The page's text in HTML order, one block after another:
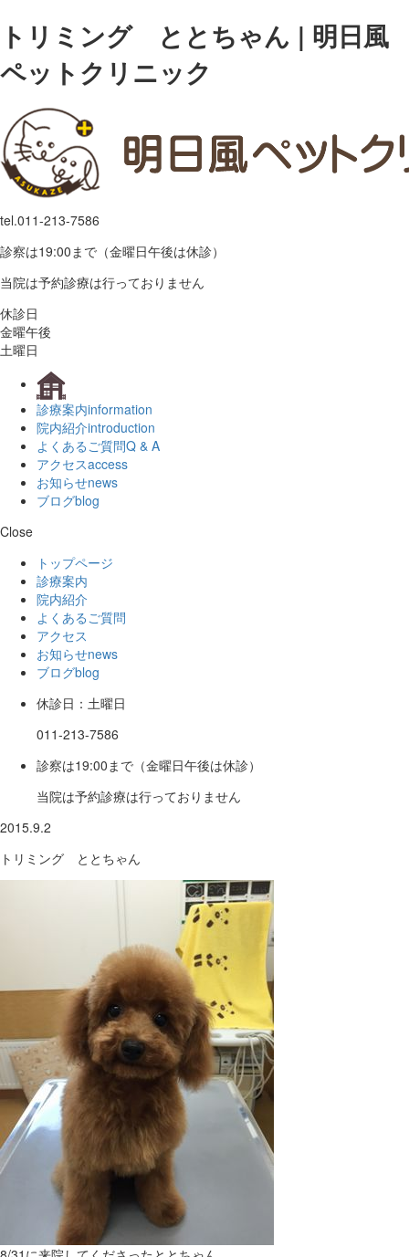
トリミング ととちゃん | 明日風
ペットクリニック
tel.011-213-7586
診察は19:00まで（金曜日午後は休診）
当院は予約診療は行っておりません
休診日
金曜午後
土曜日
診療案内information
院内紹介introduction
よくあるご質問Q & A
アクセスaccess
お知らせnews
ブログblog
Close
トップページ
診療案内
院内紹介
よくあるご質問
アクセス
お知らせnews
ブログblog
休診日：土曜日
011-213-7586
診察は19:00まで（金曜日午後は休診）
当院は予約診療は行っておりません
2015.9.2
トリミング ととちゃん